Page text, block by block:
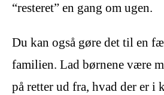
“resteret” en gang om ugen.
Du kan også gøre det til en
familien. Lad børnene være
på retter ud fra, hvad der er i